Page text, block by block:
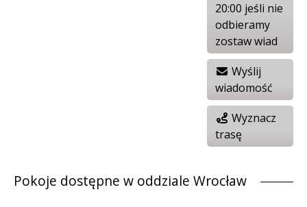
20:00 jeśli nie
odbieramy
zostaw wiad
Wyślij
wiadomość
Wyznacz
trasę
Pokoje dostępne w oddziale Wrocław